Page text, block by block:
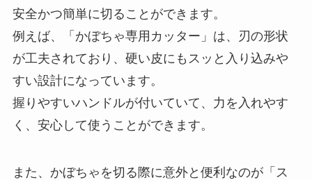
安全かつ簡単に切ることができます。
例えば、「かぼちゃ専用カッター」は、刃の形状
が工夫されており、硬い皮にもスッと入り込みや
すい設計になっています。
握りやすいハンドルが付いていて、力を入れやす
く、安心して使うことができます。
また、かぼちゃを切る際に意外と便利なのが「ス